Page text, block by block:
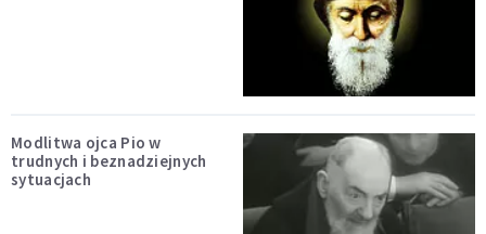
Modlitwa ojca Pio w
trudnych i beznadziejnych
sytuacjach